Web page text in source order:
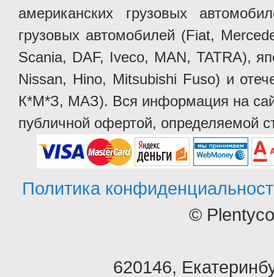
американских грузовых
грузовых автомобилей (Fiat,
Scania, DAF, Iveco, MAN, TATRA),
Nissan, Hino, Mitsubishi Fuso) и
К*М*З, МАЗ). Вся информация на
публичной офертой, определяемой
Политика
©
620146,